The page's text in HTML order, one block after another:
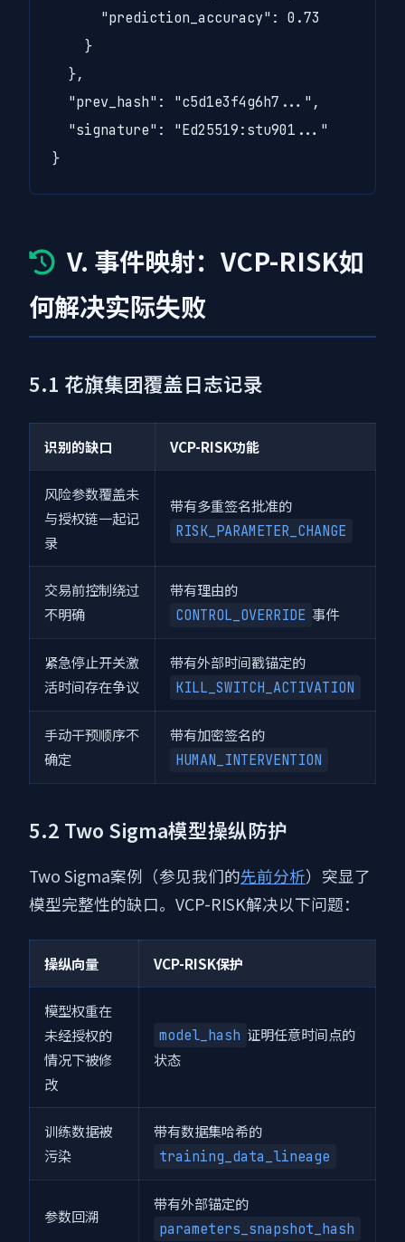
      "prediction_accuracy": 0.73
    }
  },
  "prev_hash": "c5d1e3f4g6h7...",
  "signature": "Ed25519:stu901..."
}
V. 事件映射：VCP-RISK如
何解决实际失败
5.1 花旗集团覆盖日志记录
识别的缺口 VCP-RISK功能
风险参数覆盖未
与授权链一起记
录
带有多重签名批准的
RISK_PARAMETER_CHANGE
交易前控制绕过
不明确
带有理由的
CONTROL_OVERRIDE 事件
紧急停止开关激
活时间存在争议
带有外部时间戳锚定的
KILL_SWITCH_ACTIVATION
手动干预顺序不
确定
带有加密签名的
HUMAN_INTERVENTION
5.2 Two Sigma模型操纵防护
Two Sigma案例（参见我们的先前分析）突显了
模型完整性的缺口。VCP-RISK解决以下问题：
操纵向量 VCP-RISK保护
模型权重在
未经授权的
情况下被修
改
model_hash 证明任意时间点的
状态
训练数据被
污染
带有数据集哈希的
training_data_lineage
参数回溯
带有外部锚定的
parameters_snapshot_hash